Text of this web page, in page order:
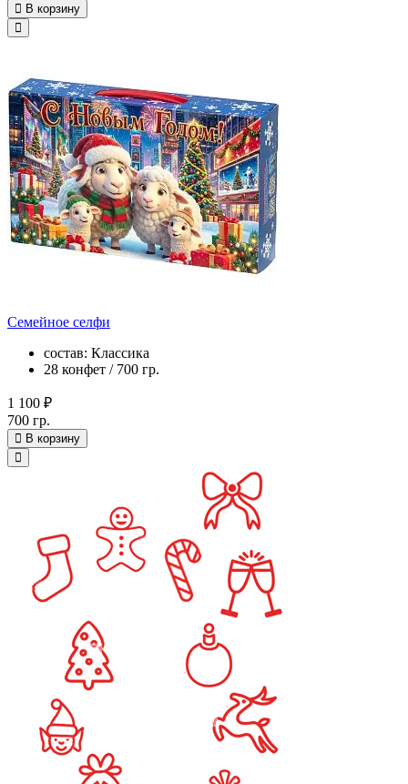
В корзину
Семейное селфи
состав: Классика
28 конфет / 700 гр.
1 100 ₽
700 гр.
В корзину